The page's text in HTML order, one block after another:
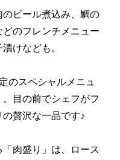
ビール煮込み、鯛の
のフレンチメニュー
けなども。
のスペシャルメニュ
目の前でシェフがフ
贅沢な一品です♪
肉盛り」は、ロース